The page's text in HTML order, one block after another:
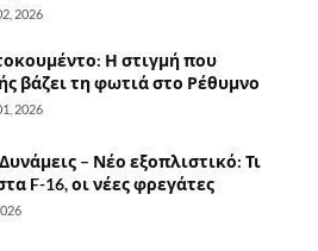
2026
Η στιγμή που
βάζει τη φωτιά στο Ρέθυμνο
2026
– Νέο εξοπλιστικό: Τι
F-16, οι νέες φρεγάτες